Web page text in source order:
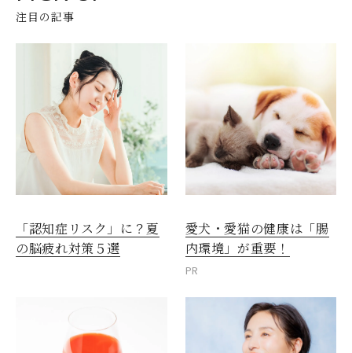
注目の記事
「認知症リスク」に？夏
の脳疲れ対策５選
愛犬・愛猫の健康は「腸
内環境」が重要！
PR